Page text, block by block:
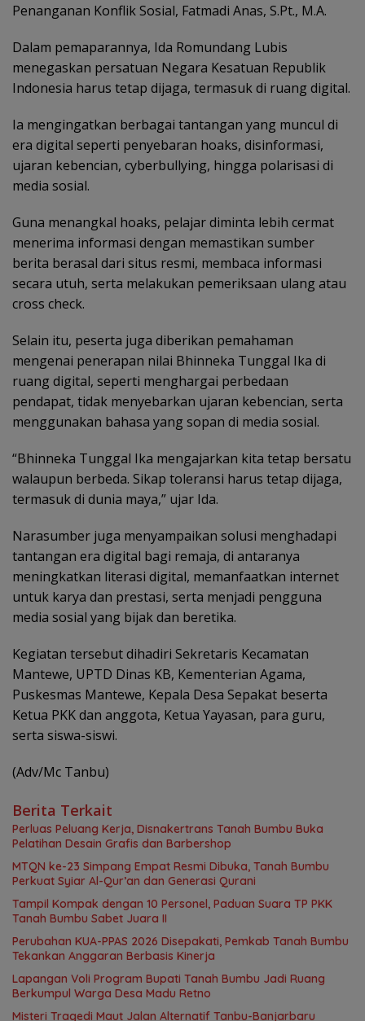
Penanganan Konflik Sosial, Fatmadi Anas, S.Pt., M.A.
Dalam pemaparannya, Ida Romundang Lubis
menegaskan persatuan Negara Kesatuan Republik
Indonesia harus tetap dijaga, termasuk di ruang digital.
Ia mengingatkan berbagai tantangan yang muncul di
era digital seperti penyebaran hoaks, disinformasi,
ujaran kebencian, cyberbullying, hingga polarisasi di
media sosial.
Guna menangkal hoaks, pelajar diminta lebih cermat
menerima informasi dengan memastikan sumber
berita berasal dari situs resmi, membaca informasi
secara utuh, serta melakukan pemeriksaan ulang atau
cross check.
Selain itu, peserta juga diberikan pemahaman
mengenai penerapan nilai Bhinneka Tunggal Ika di
ruang digital, seperti menghargai perbedaan
pendapat, tidak menyebarkan ujaran kebencian, serta
menggunakan bahasa yang sopan di media sosial.
“Bhinneka Tunggal Ika mengajarkan kita tetap bersatu
walaupun berbeda. Sikap toleransi harus tetap dijaga,
termasuk di dunia maya,” ujar Ida.
Narasumber juga menyampaikan solusi menghadapi
tantangan era digital bagi remaja, di antaranya
meningkatkan literasi digital, memanfaatkan internet
untuk karya dan prestasi, serta menjadi pengguna
media sosial yang bijak dan beretika.
Kegiatan tersebut dihadiri Sekretaris Kecamatan
Mantewe, UPTD Dinas KB, Kementerian Agama,
Puskesmas Mantewe, Kepala Desa Sepakat beserta
Ketua PKK dan anggota, Ketua Yayasan, para guru,
serta siswa-siswi.
(Adv/Mc Tanbu)
Berita Terkait
Perluas Peluang Kerja, Disnakertrans Tanah Bumbu Buka
Pelatihan Desain Grafis dan Barbershop
MTQN ke-23 Simpang Empat Resmi Dibuka, Tanah Bumbu
Perkuat Syiar Al-Qur’an dan Generasi Qurani
Tampil Kompak dengan 10 Personel, Paduan Suara TP PKK
Tanah Bumbu Sabet Juara II
Perubahan KUA-PPAS 2026 Disepakati, Pemkab Tanah Bumbu
Tekankan Anggaran Berbasis Kinerja
Lapangan Voli Program Bupati Tanah Bumbu Jadi Ruang
Berkumpul Warga Desa Madu Retno
Misteri Tragedi Maut Jalan Alternatif Tanbu-Banjarbaru